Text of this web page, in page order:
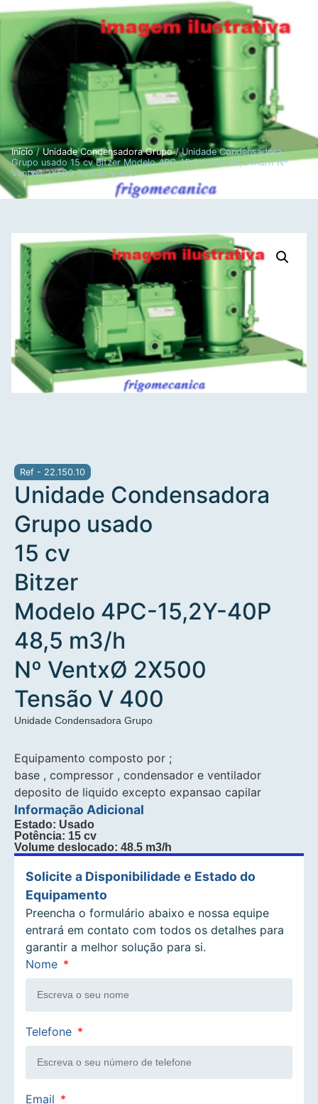
Início/Unidade Condensadora Grupo/ Unidade Condensadora
Grupo usado 15 cv Bitzer Modelo 4PC-15,2Y-40P 48,5 m3/h Nº
VentxØ 2X500 Tensão V 400
Ref - 22.150.10
Unidade Condensadora
Grupo usado
15 cv
Bitzer
Modelo 4PC-15,2Y-40P
48,5 m3/h
Nº VentxØ 2X500
Tensão V 400
Unidade Condensadora Grupo
Equipamento composto por ;
base , compressor , condensador e ventilador
deposito de liquido excepto expansao capilar
Informação Adicional
Estado: Usado
Potência: 15 cv
Volume deslocado: 48.5 m3/h
Nome
Telefone
Email
Solicite a Disponibilidade e Estado do
Equipamento
Preencha o formulário abaixo e nossa equipe
entrará em contato com todos os detalhes para
garantir a melhor solução para si.